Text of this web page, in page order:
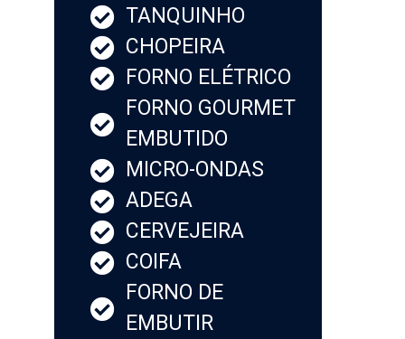
TANQUINHO
CHOPEIRA
FORNO ELÉTRICO
FORNO GOURMET
EMBUTIDO
MICRO-ONDAS
ADEGA
CERVEJEIRA
COIFA
FORNO DE
EMBUTIR